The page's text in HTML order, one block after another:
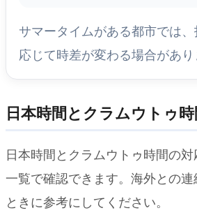
サマータイムがある都市では
応じて時差が変わる場合があり
日本時間とクラムウトゥ
日本時間とクラムウトゥ時間の
一覧で確認できます。海外との
ときに参考にしてください。